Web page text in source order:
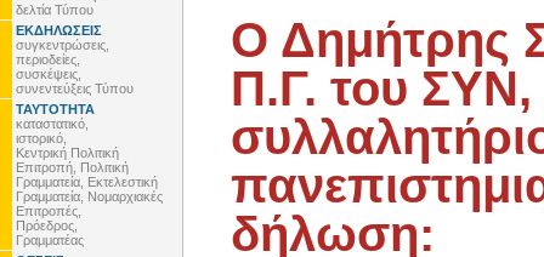
δελτία Τύπου
ΕΚΔΗΛΩΣΕΙΣ
συγκεντρώσεις,
περιοδείες,
συσκέψεις,
συνεντεύξεις Τύπου
ΤΑΥΤΟΤΗΤΑ
καταστατικό,
ιστορικό,
Κεντρική Πολιτική
Επιτροπή, Πολιτική
Γραμματεία, Εκτελεστική
Γραμματεία, Νομαρχιακές
Επιτροπές,
Πρόεδρος,
Γραμματέας
Ο Δημήτρης
Π.Γ. του
δήλωση: